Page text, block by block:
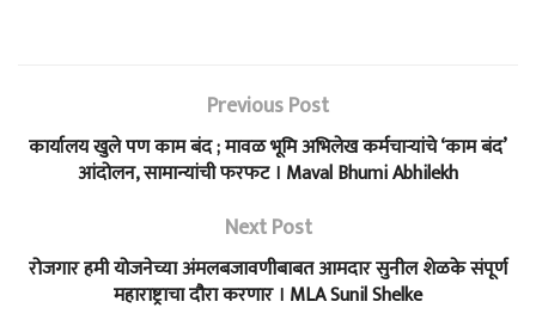
Previous Post
कार्यालय खुले पण काम बंद ; मावळ भूमि अभिलेख कर्मचाऱ्यांचे ‘काम बंद’
आंदोलन, सामान्यांची फरफट । Maval Bhumi Abhilekh
Next Post
रोजगार हमी योजनेच्या अंमलबजावणीबाबत आमदार सुनील शेळके संपूर्ण
महाराष्ट्राचा दौरा करणार । MLA Sunil Shelke